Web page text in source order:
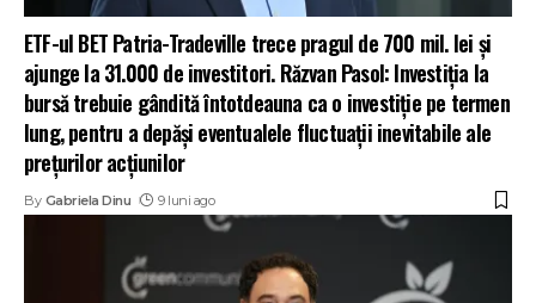
ETF-ul BET Patria-Tradeville trece pragul de 700 mil. lei și
ajunge la 31.000 de investitori. Răzvan Pasol: Investiția la
bursă trebuie gândită întotdeauna ca o investiție pe termen
lung, pentru a depăși eventualele fluctuații inevitabile ale
prețurilor acțiunilor
By Gabriela Dinu 9 luni ago